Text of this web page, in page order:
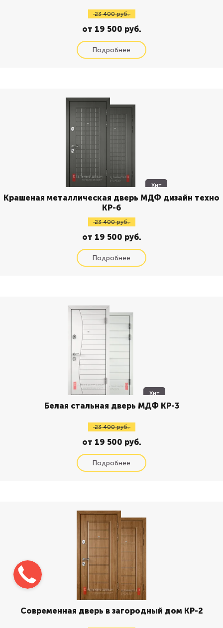
23 400 руб.
от 19 500 руб.
Хит
Крашеная металлическая дверь МДФ дизайн техно
КР-6
23 400 руб.
от 19 500 руб.
Хит
Белая стальная дверь МДФ КР-3
23 400 руб.
от 19 500 руб.
Современная дверь в загородный дом КР-2